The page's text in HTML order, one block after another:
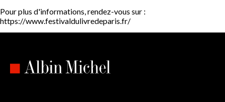
Pour plus d'informations, rendez-vous sur :
https://www.festivaldulivredeparis.fr/